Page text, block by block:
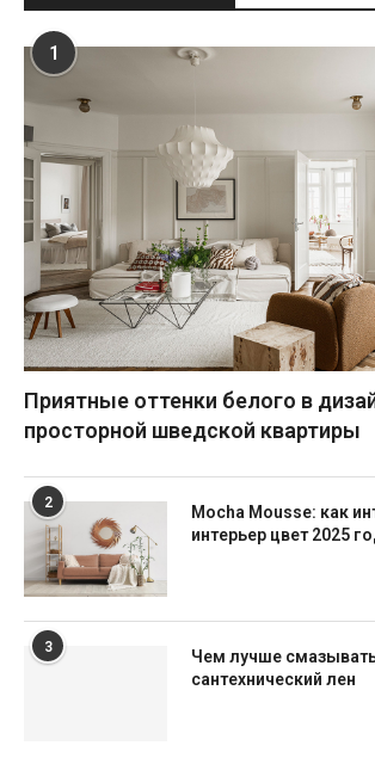
1
Приятные оттенки белого в
просторной шведской квартиры
2
Mocha Mousse: как
интерьер цвет 2025
3
Чем лучше
сантехнический лен